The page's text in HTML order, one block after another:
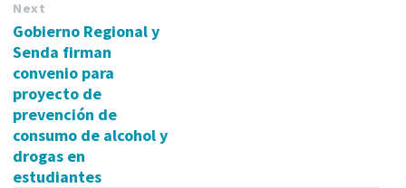
Next
Gobierno Regional y
Senda firman
convenio para
proyecto de
prevención de
consumo de alcohol y
drogas en
estudiantes